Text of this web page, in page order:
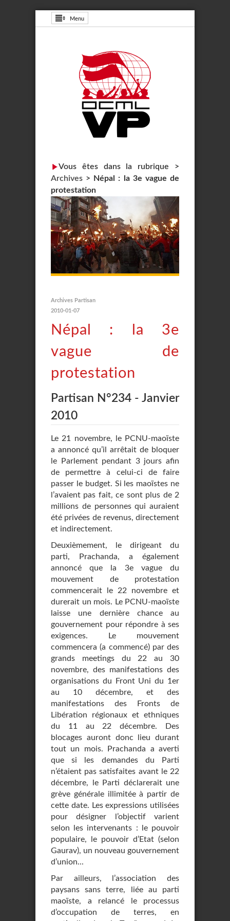
Menu
Vous êtes dans la rubrique >
Archives >
Népal : la 3e vague de
protestation
Archives Partisan
2010-01-07
Népal : la 3e
vague de
protestation
Partisan N°234 - Janvier
2010
Le 21 novembre, le PCNU-maoïste
a annoncé qu’il arrêtait de bloquer
le Parlement pendant 3 jours afin
de permettre à celui-ci de faire
passer le budget. Si les maoïstes ne
l’avaient pas fait, ce sont plus de 2
millions de personnes qui auraient
été privées de revenus, directement
et indirectement.
Deuxièmement, le dirigeant du
parti, Prachanda, a également
annoncé que la 3e vague du
mouvement de protestation
commencerait le 22 novembre et
durerait un mois. Le PCNU-maoïste
laisse une dernière chance au
gouvernement pour répondre à ses
exigences. Le mouvement
commencera (a commencé) par des
grands meetings du 22 au 30
novembre, des manifestations des
organisations du Front Uni du 1er
au 10 décembre, et des
manifestations des Fronts de
Libération régionaux et ethniques
du 11 au 22 décembre. Des
blocages auront donc lieu durant
tout un mois. Prachanda a averti
que si les demandes du Parti
n’étaient pas satisfaites avant le 22
décembre, le Parti déclarerait une
grève générale illimitée à partir de
cette date. Les expressions utilisées
pour désigner l’objectif varient
selon les intervenants : le pouvoir
populaire, le pouvoir d’Etat (selon
Gaurav), un nouveau gouvernement
d’union...
Par ailleurs, l’association des
paysans sans terre, liée au parti
maoïste, a relancé le processus
d’occupation de terres, en